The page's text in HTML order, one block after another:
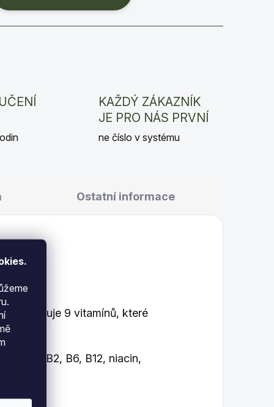
KAŽDÝ ZÁKAZNÍK
JE PRO NÁS PRVNÍ
ne číslo v systému
Ostatní informace
Obsahuje 9 vitamínů, které
B1, B2, B6, B12, niacin,